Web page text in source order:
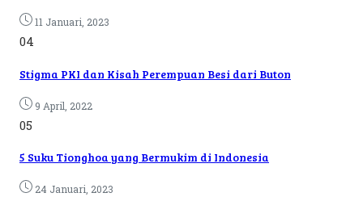
11 Januari, 2023
04
Stigma PKI dan Kisah Perempuan Besi dari Buton
9 April, 2022
05
5 Suku Tionghoa yang Bermukim di Indonesia
24 Januari, 2023